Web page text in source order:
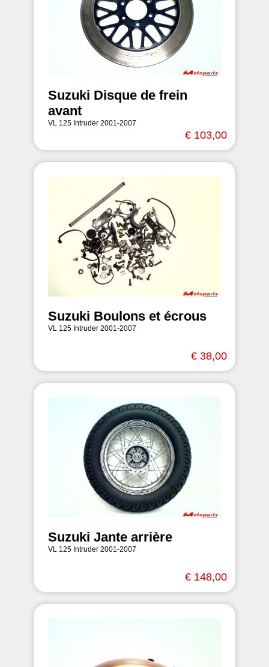
Suzuki Disque de frein
avant
VL 125 Intruder 2001-2007
€ 103,00
Suzuki Boulons et écrous
VL 125 Intruder 2001-2007
€ 38,00
Suzuki Jante arrière
VL 125 Intruder 2001-2007
€ 148,00